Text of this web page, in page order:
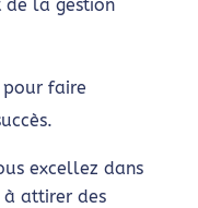
la gestion
faire
excellez dans
attirer des